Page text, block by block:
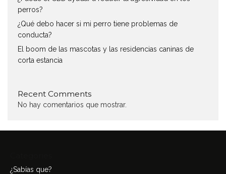
perros?
¿Qué debo hacer si mi perro tiene problemas de
conducta?
El boom de las mascotas y las residencias caninas de
corta estancia
Recent Comments
No hay comentarios que mostrar.
¿Sabías que?